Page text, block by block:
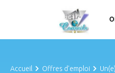
Accueil Offres d'emploi